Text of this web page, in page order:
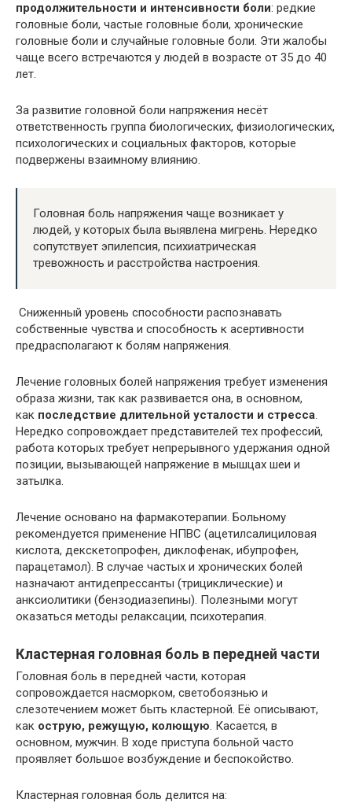
продолжительности и интенсивности боли: редкие
головные боли, частые головные боли, хронические
головные боли и случайные головные боли. Эти жалобы
чаще всего встречаются у людей в возрасте от 35 до 40
лет.
За развитие головной боли напряжения несёт
ответственность группа биологических, физиологических,
психологических и социальных факторов, которые
подвержены взаимному влиянию.
Головная боль напряжения чаще возникает у
людей, у которых была выявлена мигрень. Нередко
сопутствует эпилепсия, психиатрическая
тревожность и расстройства настроения.
Сниженный уровень способности распознавать
собственные чувства и способность к асертивности
предрасполагают к болям напряжения.
Лечение головных болей напряжения требует изменения
образа жизни, так как развивается она, в основном,
как последствие длительной усталости и стресса.
Нередко сопровождает представителей тех профессий,
работа которых требует непрерывного удержания одной
позиции, вызывающей напряжение в мышцах шеи и
затылка.
Лечение основано на фармакотерапии. Больному
рекомендуется применение НПВС (ацетилсалициловая
кислота, декскетопрофен, диклофенак, ибупрофен,
парацетамол). В случае частых и хронических болей
назначают антидепрессанты (трициклические) и
анксиолитики (бензодиазепины). Полезными могут
оказаться методы релаксации, психотерапия.
Кластерная головная боль в передней части
Головная боль в передней части, которая
сопровождается насморком, светобоязнью и
слезотечением может быть кластерной. Её описывают,
как острую, режущую, колющую. Касается, в
основном, мужчин. В ходе приступа больной часто
проявляет большое возбуждение и беспокойство.
Кластерная головная боль делится на: